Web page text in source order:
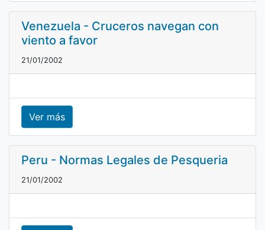
Venezuela - Cruceros navegan con
viento a favor
21/01/2002
Ver más
Peru - Normas Legales de Pesqueria
21/01/2002